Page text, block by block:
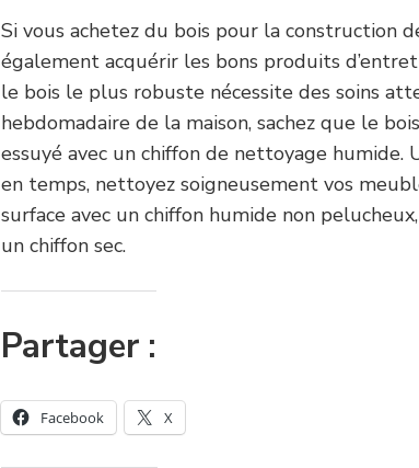
Si vous achetez du bois pour la construction
également acquérir les bons produits
le bois le plus robuste nécessite des soins
hebdomadaire de la maison, sachez que le
essuyé avec un chiffon de nettoyage humide.
en temps, nettoyez soigneusement vos
surface avec un chiffon humide non
un chiffon sec.
Partager :
Facebook X